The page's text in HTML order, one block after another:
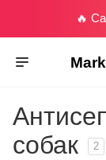
🔥
собак
2